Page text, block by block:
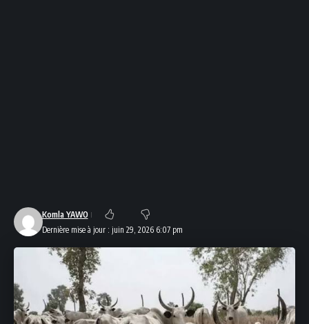
Dernière mise à jour : juin 29, 2026 6:07 pm
Komla YAWO